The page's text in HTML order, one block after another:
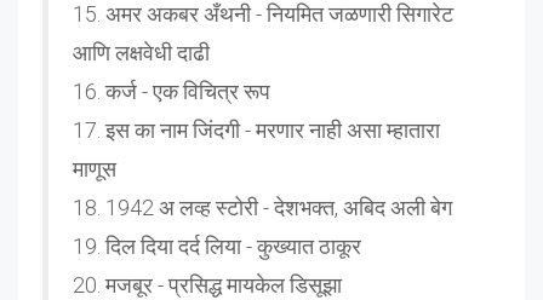
15. अमर अकबर अँथनी - नियमित जळणारी सिगारेट
आणि लक्षवेधी दाढी
16. कर्ज - एक विचित्र रूप
17. इस का नाम जिंदगी - मरणार नाही असा म्हातारा
माणूस
18. 1942 अ लव्ह स्टोरी - देशभक्त, अबिद अली बेग
19. दिल दिया दर्द लिया - कुख्यात ठाकूर
20. मजबूर - प्रसिद्ध मायकेल डिसूझा